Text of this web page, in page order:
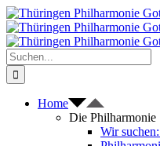
Zum
Inhalt
springen
Suche
nach:
Home
Die Philharmonie
Wir